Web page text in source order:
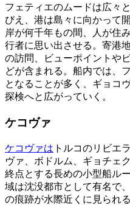
フェティエのムードは広々
びえ、港は島々に向かって
岸が何千年もの間、人が住
行者に思い出させる。寄港
の訪問、ビューポイントや
どが含まれる。船内では、
となることが多く、ギョコ
探検へと広がっていく。
ケコヴァ
ケコヴァは トルコのリビエ
ヴァ、ボドルム、ギョチェ
終点とする長めの小型船ル
域は沈没都市として有名で
の痕跡が水際近くに見られ